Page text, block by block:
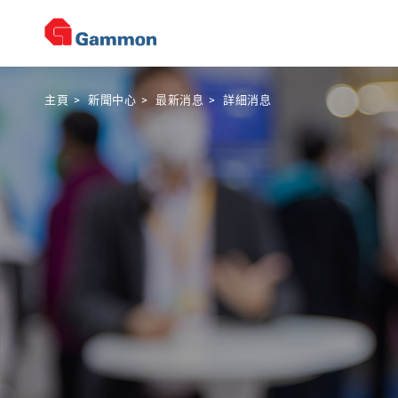
主頁>新聞中心 > 最新消息> 詳細消息